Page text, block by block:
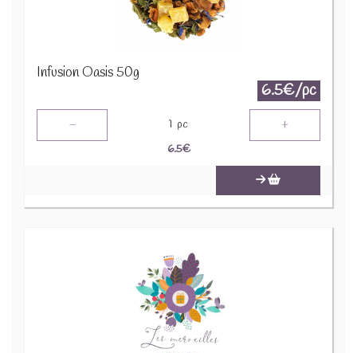
Infusion Oasis 50g
6.5€/pc
- 1 pc +
6.5€